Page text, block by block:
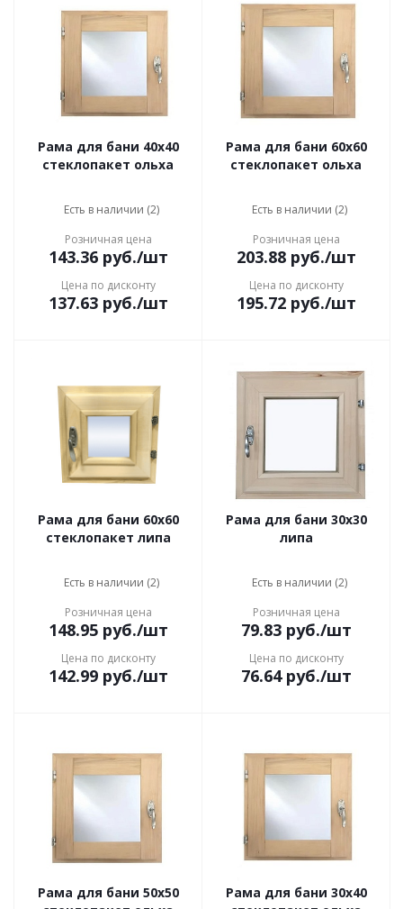
Рама для бани 40x40
стеклопакет ольха
Есть в наличии (2)
Розничная цена
143.36руб./шт
Цена по дисконту
137.63руб./шт
Рама для бани 60x60
стеклопакет ольха
Есть в наличии (2)
Розничная цена
203.88руб./шт
Цена по дисконту
195.72руб./шт
Рама для бани 60x60
стеклопакет липа
Есть в наличии (2)
Розничная цена
148.95руб./шт
Цена по дисконту
142.99руб./шт
Рама для бани 30x30
липа
Есть в наличии (2)
Розничная цена
79.83руб./шт
Цена по дисконту
76.64руб./шт
Рама для бани 50x50
Рама для бани 30x40